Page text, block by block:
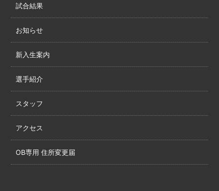
試合結果
お知らせ
新入生案内
選手紹介
スタッフ
アクセス
OB専用 住所変更届